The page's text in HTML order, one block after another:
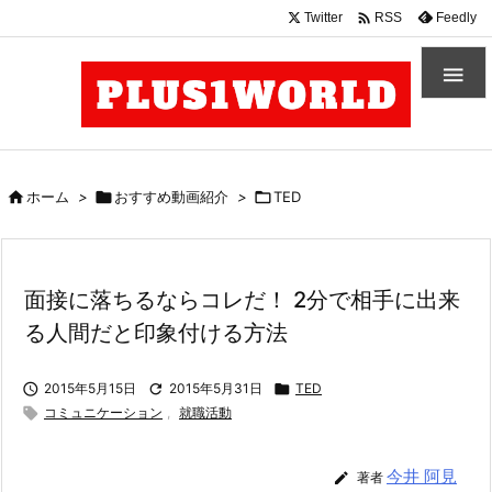

Twitter  RSS Feedly
ホーム > おすすめ動画紹介 > TED
面接に落ちるならコレだ！ 2分で相手に出来
る人間だと印象付ける方法
 2015年5月15日  2015年5月31日  TED
 コミュニケーション , 就職活動
 著者 今井 阿見